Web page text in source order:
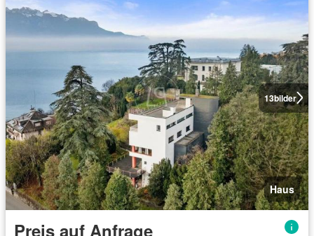
13bilder
Haus
Preis auf Anfrage